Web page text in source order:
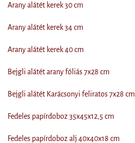
Arany alátét kerek 30 cm
Arany alátét kerek 34 cm
Arany alátét kerek 40 cm
Bejgli alátét arany fóliás 7x28 cm
Bejgli alátét Karácsonyi feliratos 7x28 cm
Fedeles papírdoboz 35x45x12,5 cm
Fedeles papírdoboz alj 40x40x18 cm